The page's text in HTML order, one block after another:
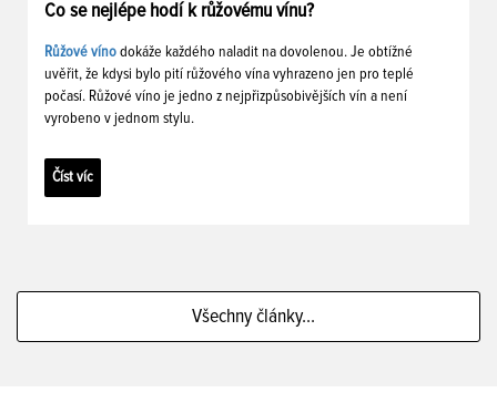
Co se nejlépe hodí k růžovému vínu?
Růžové víno dokáže každého naladit na dovolenou. Je obtížné
uvěřit, že kdysi bylo pití růžového vína vyhrazeno jen pro teplé
počasí. Růžové víno je jedno z nejpřizpůsobivějších vín a není
vyrobeno v jednom stylu.
Číst víc
Všechny články...